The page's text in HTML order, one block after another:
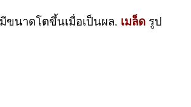
ขนาดโตขึ้นเมื่อเป็นผล. เมล็ด รูป